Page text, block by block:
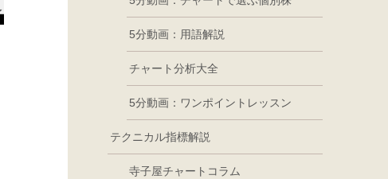
5分動画：用語解説
チャート分析大全
5分動画：ワンポイントレッスン
テクニカル指標解説
寺子屋チャートコラム